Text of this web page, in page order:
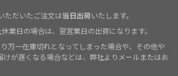
ート（2025年夏時点）では価格の上昇
ってきた経験と技術の集約は、なにも
らない。多くの人にとって履きやす
ただいたご注文は当日出荷いたします。
業日の場合は、翌営業日の出荷になります。
万一在庫切れとなってしまった場合や、その他や
けが遅くなる場合などは、弊社よりメールまたはお